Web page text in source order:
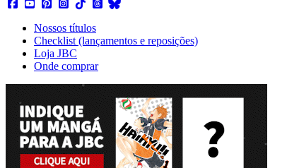
Nossos títulos
Checklist (lançamentos e reposições)
Loja JBC
Onde comprar